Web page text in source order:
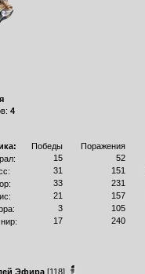
4
Победы
Поражения
15
52
31
151
33
231
21
157
3
105
17 240
Эфира[118]